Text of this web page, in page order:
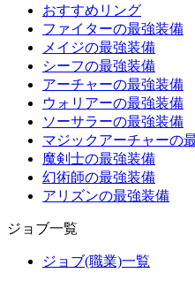
おすすめリング
ファイターの最強装備
メイジの最強装備
シーフの最強装備
アーチャーの最強装備
ウォリアーの最強装備
ソーサラーの最強装備
マジックアーチャーの
魔剣士の最強装備
幻術師の最強装備
アリズンの最強装備
ジョブ一覧
ジョブ(職業)一覧